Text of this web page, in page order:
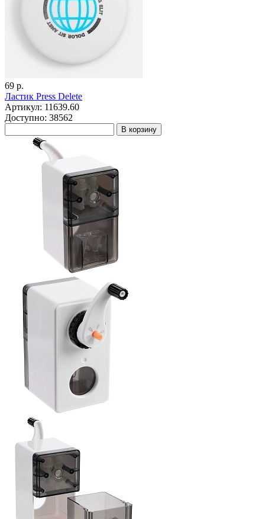
69 р.
Ластик Press Delete
Артикул: 11639.60
Доступно: 38562
В корзину